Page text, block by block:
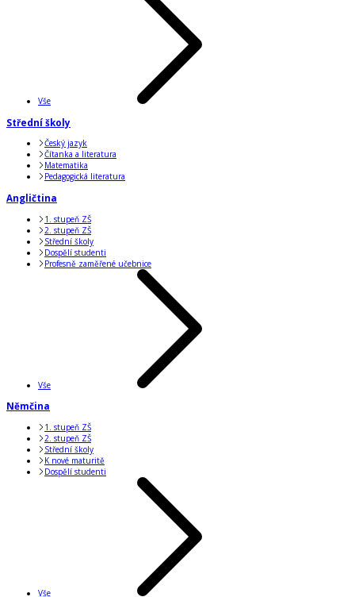
Vše
Střední školy
Český jazyk
Čítanka a literatura
Matematika
Pedagogická literatura
Angličtina
1. stupeň ZŠ
2. stupeň ZŠ
Střední školy
Dospělí studenti
Profesně zaměřené učebnice
Vše
Němčina
1. stupeň ZŠ
2. stupeň ZŠ
Střední školy
K nové maturitě
Dospělí studenti
Vše